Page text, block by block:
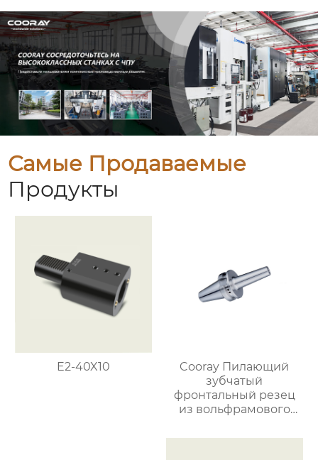
Самые Продаваемые
Продукты
E2-40X10
Cooray Пилающий
зубчатый
фронтальный резец
из вольфрамового